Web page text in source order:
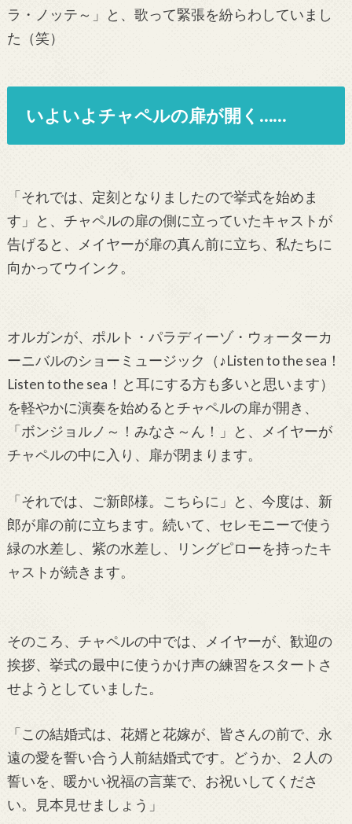
ラ・ノッテ～」と、歌って緊張を紛らわしていまし
た（笑）
いよいよチャペルの扉が開く……
「それでは、定刻となりましたので挙式を始めま
す」と、チャペルの扉の側に立っていたキャストが
告げると、メイヤーが扉の真ん前に立ち、私たちに
向かってウインク。
オルガンが、ポルト・パラディーゾ・ウォーターカ
ーニバルのショーミュージック（♪Listen to the sea！
Listen to the sea！と耳にする方も多いと思います）
を軽やかに演奏を始めるとチャペルの扉が開き、
「ボンジョルノ～！みなさ～ん！」と、メイヤーが
チャペルの中に入り、扉が閉まります。
「それでは、ご新郎様。こちらに」と、今度は、新
郎が扉の前に立ちます。続いて、セレモニーで使う
緑の水差し、紫の水差し、リングピローを持ったキ
ャストが続きます。
そのころ、チャペルの中では、メイヤーが、歓迎の
挨拶、挙式の最中に使うかけ声の練習をスタートさ
せようとしていました。
「この結婚式は、花婿と花嫁が、皆さんの前で、永
遠の愛を誓い合う人前結婚式です。どうか、２人の
誓いを、暖かい祝福の言葉で、お祝いしてくださ
い。見本見せましょう」